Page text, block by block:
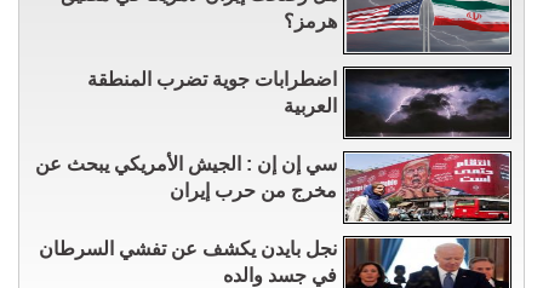
هرمز؟
اضطرابات جوية تضرب المنطقة
العربية
سي إن إن : الجيش الأمريكي يبحث عن
مخرج من حرب إيران
نجل بايدن يكشف عن تفشي السرطان
في جسد والده